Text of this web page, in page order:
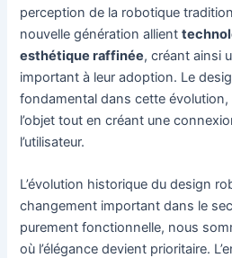
perception de la robotique
nouvelle génération allient
esthétique raffinée, créant ainsi
important à leur adoption. Le
fondamental dans cette
l’objet tout en créant une
l’utilisateur.
L’évolution historique du design
changement important dans le
purement fonctionnelle, nous
où l’élégance devient prioritaire.